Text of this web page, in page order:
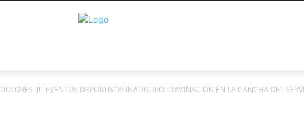
DOLORES: JC EVENTOS DEPORTIVOS INAUGURÓ ILUMINACIÓN EN LA CANCHA DEL